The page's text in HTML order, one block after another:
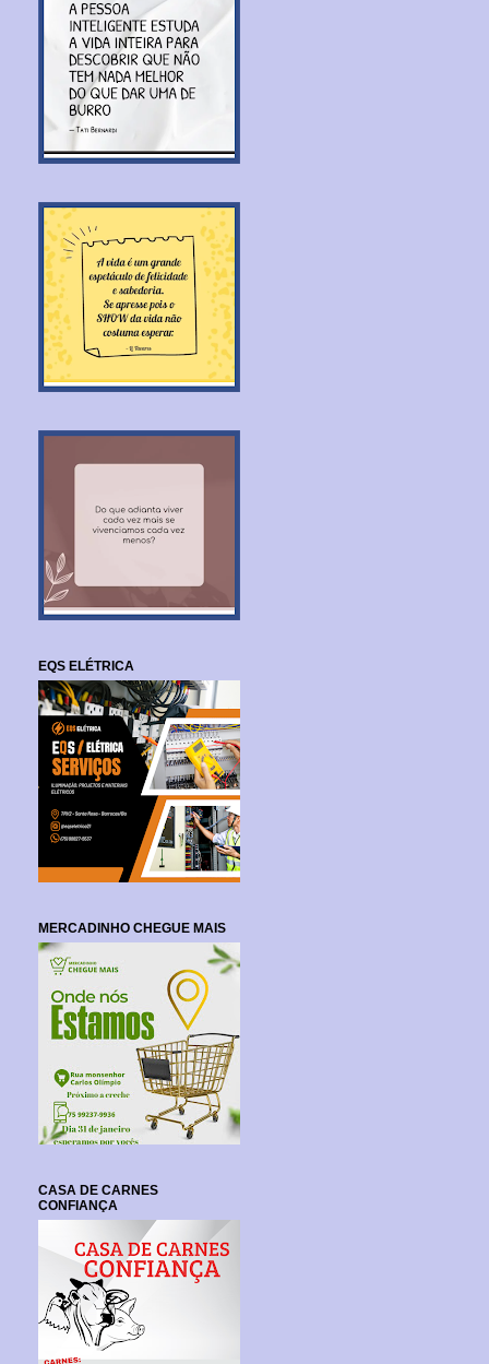
EQS ELÉTRICA
MERCADINHO CHEGUE MAIS
CASA DE CARNES
CONFIANÇA